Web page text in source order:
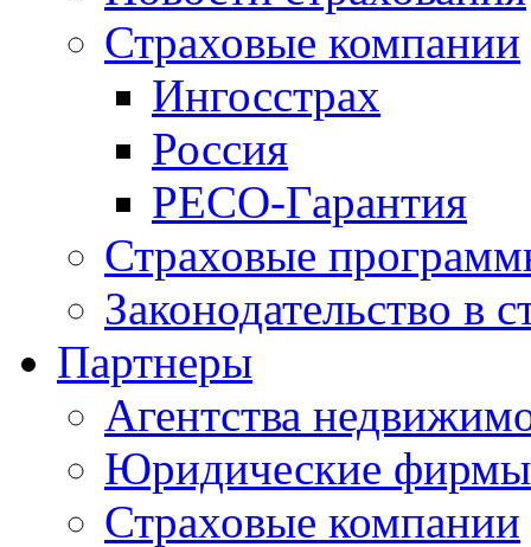
Страховые компании
Ингосстрах
Россия
РЕСО-Гарантия
Страховые
Законодательство в
Партнеры
Агентства
Юридические фирмы
Страховые компании